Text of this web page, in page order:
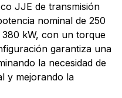
JJE de transmisión
nominal de 250
kW, con un torque
garantiza una
la necesidad de
y mejorando la